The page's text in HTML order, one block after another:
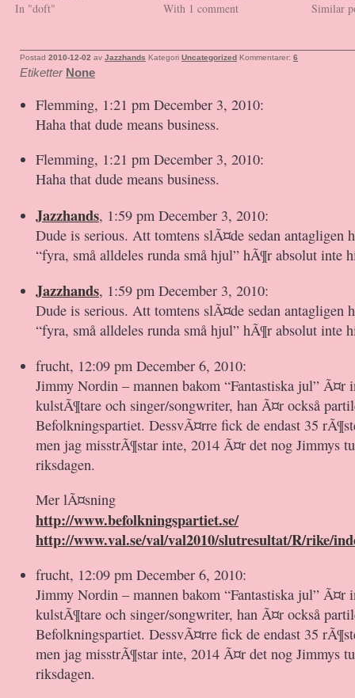
In "doft"
With 1 comment
Similar
Postad 2010-12-02 av Jazzhands Kategori Uncategorized Kommentarer: 6
Etiketter None
Flemming, 1:21 pm December 3, 2010:
Haha that dude means business.
Flemming, 1:21 pm December 3, 2010:
Haha that dude means business.
Jazzhands, 1:59 pm December 3, 2010:
Dude is serious. Att tomtens slÃ¤de sedan antagligen
“fyra, små alldeles runda små hjul” hÃ¶r absolut inte
Jazzhands, 1:59 pm December 3, 2010:
Dude is serious. Att tomtens slÃ¤de sedan antagligen
“fyra, små alldeles runda små hjul” hÃ¶r absolut inte
frucht, 12:09 pm December 6, 2010:
Jimmy Nordin – mannen bakom “Fantastiska jul” Ã¤r
kulstÃ¶tare och singer/songwriter, han Ã¤r också
Befolkningspartiet. DessvÃ¤rre fick de endast 35
men jag misstrÃ¶star inte, 2014 Ã¤r det nog Jimmys
riksdagen.
Mer lÃ¤sning
http://www.befolkningspartiet.se/
http://www.val.se/val/val2010/slutresultat/R/rike/
frucht, 12:09 pm December 6, 2010:
Jimmy Nordin – mannen bakom “Fantastiska jul” Ã¤r
kulstÃ¶tare och singer/songwriter, han Ã¤r också
Befolkningspartiet. DessvÃ¤rre fick de endast 35
men jag misstrÃ¶star inte, 2014 Ã¤r det nog Jimmys
riksdagen.